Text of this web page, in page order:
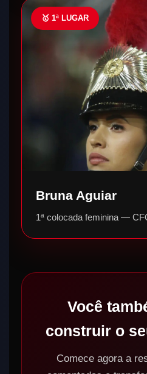
🥇 1ª LUGAR
Bruna Aguiar
1ª colocada feminina —
Você
construir o
Comece agora a